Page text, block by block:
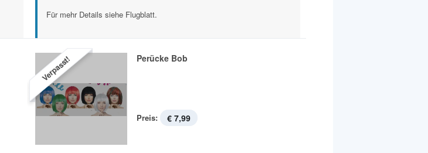
Für mehr Details siehe Flugblatt.
Verpasst! Perücke Bob
Preis: € 7,99